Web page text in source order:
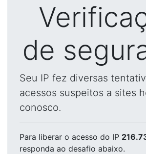
de
Seu IP fez diversas
acessos suspeitos a sites
conosco.
Para liberar o acesso do IP
responda ao desafio abaixo.